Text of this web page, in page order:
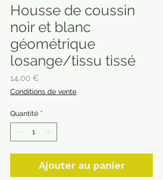
Housse de coussin
noir et blanc
géométrique
losange/tissu tissé
14,00 €
Conditions de vente
Quantité *
Ajouter au panier